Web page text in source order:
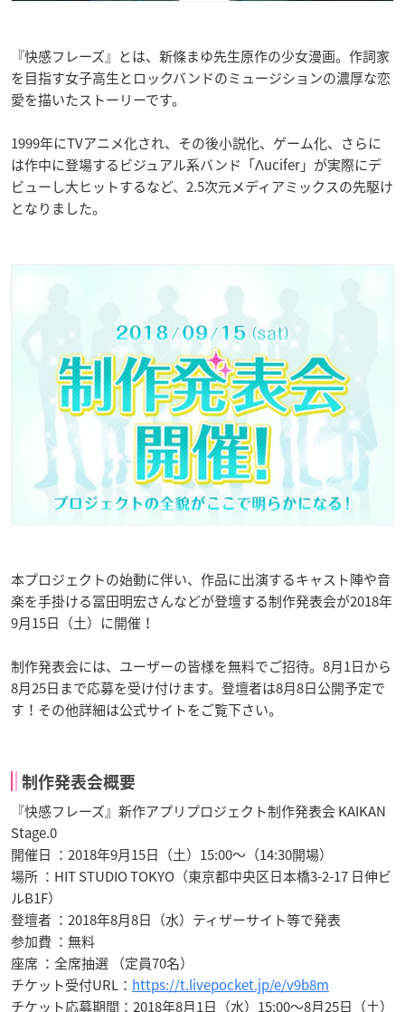
『快感フレーズ』とは、新條まゆ先生原作の少女漫画。作詞家
を目指す女子高生とロックバンドのミュージションの濃厚な恋
愛を描いたストーリーです。
1999年にTVアニメ化され、その後小説化、ゲーム化、さらに
は作中に登場するビジュアル系バンド「Λucifer」が実際にデ
ビューし大ヒットするなど、2.5次元メディアミックスの先駆け
となりました。
本プロジェクトの始動に伴い、作品に出演するキャスト陣や音
楽を手掛ける冨田明宏さんなどが登壇する制作発表会が2018年
9月15日（土）に開催！
制作発表会には、ユーザーの皆様を無料でご招待。8月1日から
8月25日まで応募を受け付けます。登壇者は8月8日公開予定で
す！その他詳細は公式サイトをご覧下さい。
制作発表会概要
『快感フレーズ』新作アプリプロジェクト制作発表会 KAIKAN
Stage.0
開催日 ：2018年9月15日（土）15:00～（14:30開場）
場所 ：HIT STUDIO TOKYO（東京都中央区日本橋3-2-17 日伸ビ
ルB1F）
登壇者 ：2018年8月8日（水）ティザーサイト等で発表
参加費 ：無料
座席 ：全席抽選 （定員70名）
チケット受付URL： https://t.livepocket.jp/e/v9b8m
チケット応募期間：2018年8月1日（水）15:00～8月25日（土）